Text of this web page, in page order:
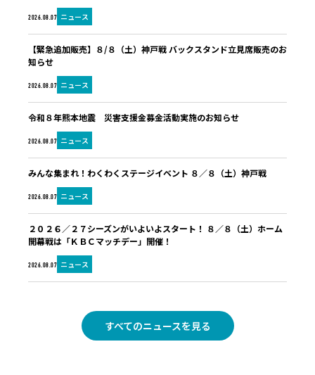
2026.08.07 ニュース
2026.08.07 ニュース
【緊急追加販売】８/８（土）神戸戦 バックスタンド立見席販売のお
知らせ
2026.08.07 ニュース
令和８年熊本地震 災害支援金募金活動実施のお知らせ
2026.08.07 ニュース
みんな集まれ！わくわくステージイベント ８／８（土）神戸戦
2026.08.07 ニュース
２０２６／２７シーズンがいよいよスタート！ ８／８（土）ホーム
開幕戦は「ＫＢＣマッチデー」開催！
すべてのニュースを見る